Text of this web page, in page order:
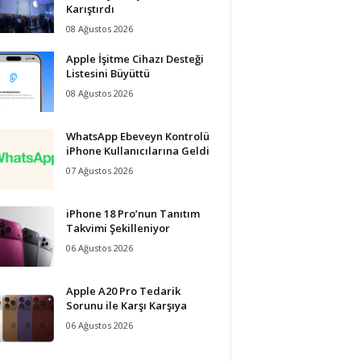
Karıştırdı
08 Ağustos 2026
Apple İşitme Cihazı Desteği
Listesini Büyüttü
08 Ağustos 2026
WhatsApp Ebeveyn Kontrolü
iPhone Kullanıcılarına Geldi
07 Ağustos 2026
iPhone 18 Pro’nun Tanıtım
Takvimi Şekilleniyor
06 Ağustos 2026
Apple A20 Pro Tedarik
Sorunu ile Karşı Karşıya
06 Ağustos 2026